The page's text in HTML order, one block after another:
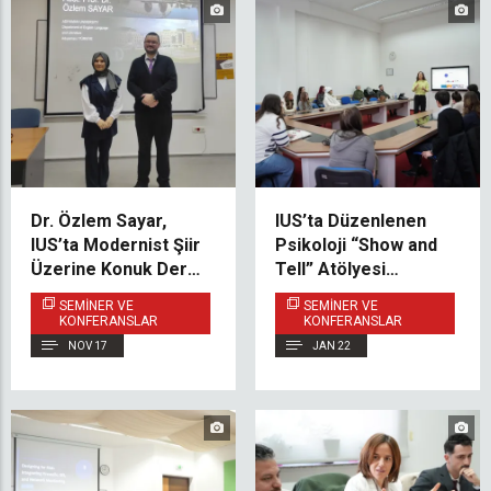
Dr. Özlem Sayar,
IUS’ta Modernist Şiir
Üzerine Konuk Ders
Verdi
SEMINER VE
KONFERANSLAR
NOV 17
IUS’ta Düzenlenen
Psikoloji “Show and
Tell” Atölyesi
Araştırma, İyi Oluş ve
Öğrenci Desteğini Ön
Plana Çıkardı
SEMINER VE
KONFERANSLAR
JAN 22